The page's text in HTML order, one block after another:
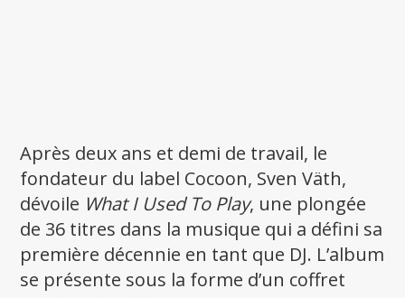
Après deux ans et demi de travail, le
fondateur du label Cocoon, Sven Väth,
dévoile What I Used To Play, une plongée
de 36 titres dans la musique qui a défini sa
première décennie en tant que DJ. L’album
se présente sous la forme d’un coffret